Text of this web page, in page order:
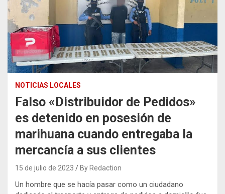
NOTICIAS LOCALES
Falso «Distribuidor de Pedidos»
es detenido en posesión de
marihuana cuando entregaba la
mercancía a sus clientes
15 de julio de 2023 By Redaction
Un hombre que se hacía pasar como un ciudadano